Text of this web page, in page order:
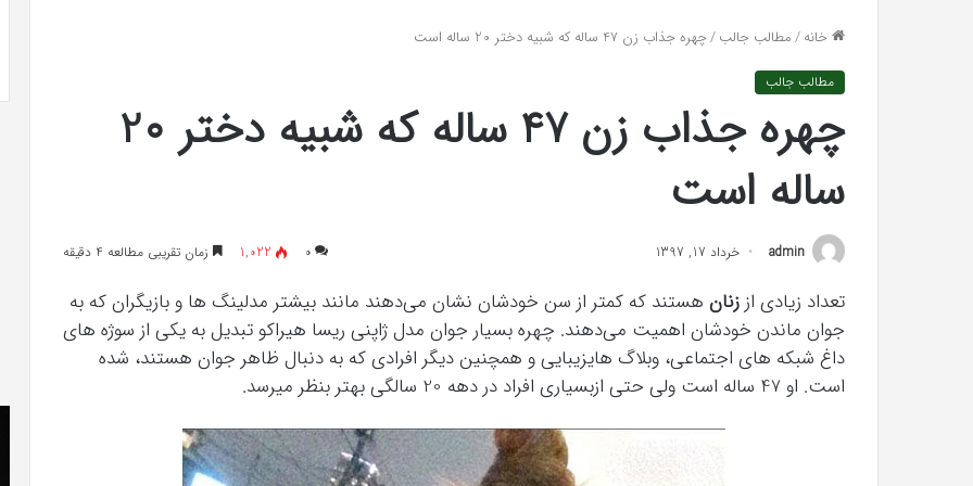
خانه/مطالب جالب/چهره جذاب زن 47 ساله که شبیه دختر 20 ساله است
مطالب جالب
چهره جذاب زن 47 ساله که شبیه دختر 20
ساله است
admin خرداد 17, 1397 ۰ 1,022 زمان تقریبی مطالعه 4 دقیقه
تعداد زیادی اززنان هستند که کمتر از سن خودشان نشان می‌دهند مانند بیشتر مدلینگ ها و بازیگران که به
جوان ماندن خودشان اهمیت می‌دهند. چهره بسیار جوان مدل ژاپنی ریسا هیراکو تبدیل به یکی از سوژه های
داغ شبکه های اجتماعی، وبلاگ هایزیبایی و همچنین دیگر افرادی که به دنبال ظاهر جوان هستند، شده
است. او 47 ساله است ولی حتی ازبسیاری افراد در دهه 20 سالگی بهتر بنظر میرسد.
را
می‌دهم»
«پاسخ افتراها را در دادگاه می‌دهم»
بل
می